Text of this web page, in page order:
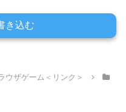
き込む
ウザゲーム＜リンク＞